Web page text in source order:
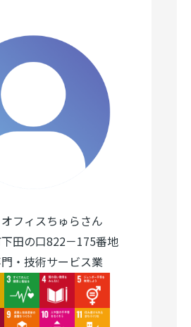
フィスちゅらさん
田の口822－175番地
・技術サービス業
Image Image Image
Image Image Image